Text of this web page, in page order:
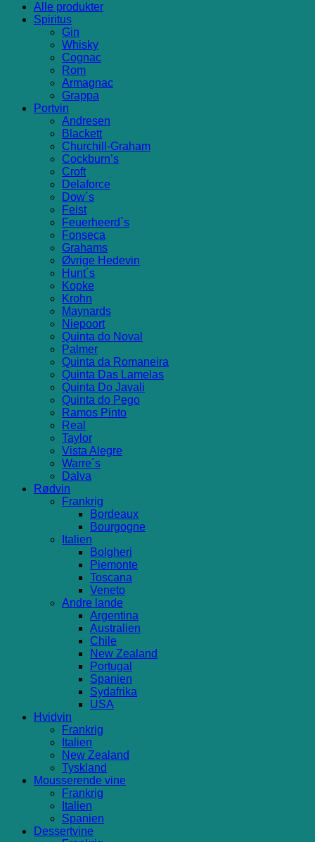
Alle produkter
Spiritus
Gin
Whisky
Cognac
Rom
Armagnac
Grappa
Portvin
Andresen
Blackett
Churchill-Graham
Cockburn’s
Croft
Delaforce
Dow´s
Feist
Feuerheerd`s
Fonseca
Grahams
Øvrige Hedevin
Hunt´s
Kopke
Krohn
Maynards
Niepoort
Quinta do Noval
Palmer
Quinta da Romaneira
Quinta Das Lamelas
Quinta Do Javali
Quinta do Pego
Ramos Pinto
Real
Taylor
Vista Alegre
Warre´s
Dalva
Rødvin
Frankrig
Bordeaux
Bourgogne
Italien
Bolgheri
Piemonte
Toscana
Veneto
Andre lande
Argentina
Australien
Chile
New Zealand
Portugal
Spanien
Sydafrika
USA
Hvidvin
Frankrig
Italien
New Zealand
Tyskland
Mousserende vine
Frankrig
Italien
Spanien
Dessertvine